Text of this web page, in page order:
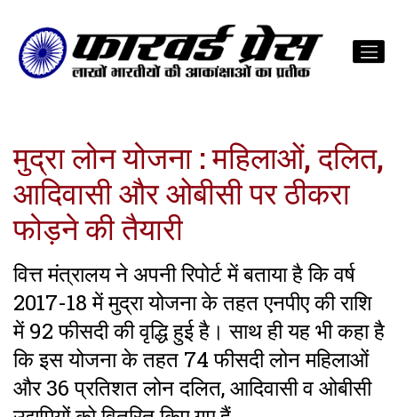
मुद्रा लोन योजना : महिलाओं, दलित,
आदिवासी और ओबीसी पर ठीकरा
फोड़ने की तैयारी
वित्त मंत्रालय ने अपनी रिपोर्ट में बताया है कि वर्ष
2017-18 में मुद्रा योजना के तहत एनपीए की राशि
में 92 फीसदी की वृद्धि हुई है। साथ ही यह भी कहा है
कि इस योजना के तहत 74 फीसदी लोन महिलाओं
और 36 प्रतिशत लोन दलित, आदिवासी व ओबीसी